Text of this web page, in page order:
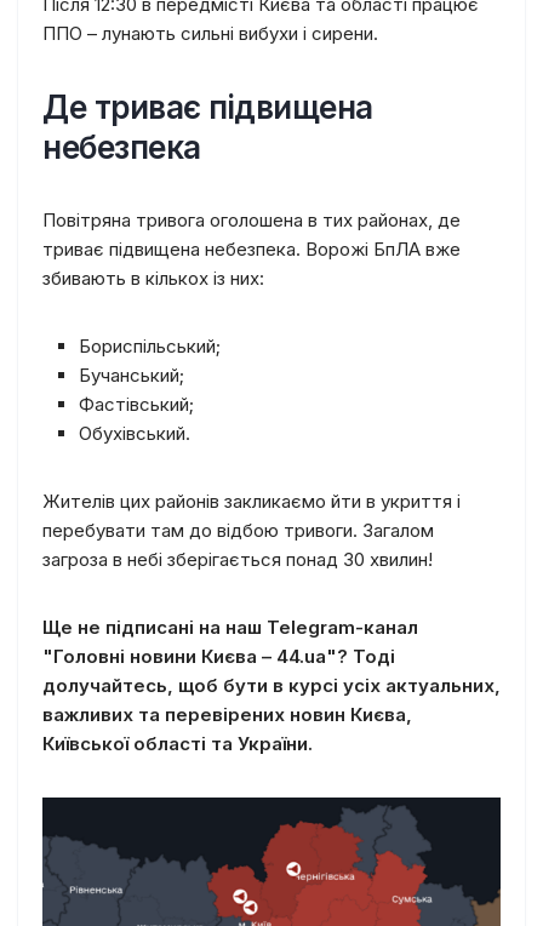
ППО – лунають сильні вибухи і сирени.
Де триває підвищена
небезпека
Повітряна тривога оголошена в тих районах, де
триває підвищена небезпека. Ворожі БпЛА вже
збивають в кількох із них:
Бориспільський;
Бучанський;
Фастівський;
Обухівський.
Жителів цих районів закликаємо йти в укриття і
перебувати там до відбою тривоги. Загалом
загроза в небі зберігається понад 30 хвилин!
Ще не підписані на наш Telegram-канал
"Головні новини Києва – 44.ua"? Тоді
долучайтесь, щоб бути в курсі усіх актуальних,
важливих та перевірених новин Києва,
Київської області та України.